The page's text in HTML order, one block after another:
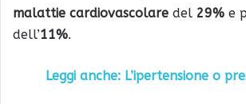
malattie cardiovascolare del 29% e
dell’11%.
Leggi anche: L’ipertensione o